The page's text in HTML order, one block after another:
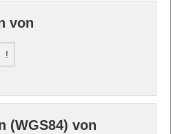
von
!
(WGS84) von